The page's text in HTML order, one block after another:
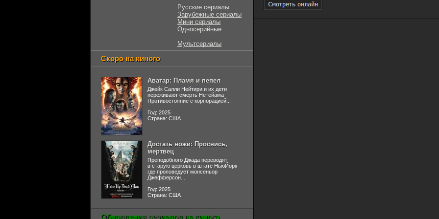
Русские сериалы
Зарубежные сериалы
Мини сериалы
Односерийные
Мультсериалы
Скоро на киного
Аватар: Пламя и пепел
Джейк Салли Нейтири и их дети
переживают смерть Нетейама
Противостояние с корпорацией...
Год: 2025
Страна: США
Достать ножи: Проснись,
мертвец
Преподобного Джада переводят
в старую церковь в штате НьюЙорк
где проповедует монсеньор
Джефферсон...
Год: 2025
Страна: США
Обновления сериалов на киного